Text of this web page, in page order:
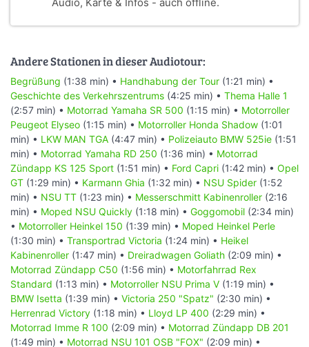
Audio, Karte & Infos - auch offline.
Andere Stationen in dieser Audiotour:
Begrüßung (1:38 min) • Handhabung der Tour (1:21 min) •
Geschichte des Verkehrszentrums (4:25 min) • Thema Halle 1
(2:57 min) • Motorrad Yamaha SR 500 (1:15 min) • Motorroller
Peugeot Elyseo (1:15 min) • Motorroller Honda Shadow (1:01
min) • LKW MAN TGA (4:47 min) • Polizeiauto BMW 525ie (1:51
min) • Motorrad Yamaha RD 250 (1:36 min) • Motorrad
Zündapp KS 125 Sport (1:51 min) • Ford Capri (1:42 min) • Opel
GT (1:29 min) • Karmann Ghia (1:32 min) • NSU Spider (1:52
min) • NSU TT (1:23 min) • Messerschmitt Kabinenroller (2:16
min) • Moped NSU Quickly (1:18 min) • Goggomobil (2:34 min)
• Motorroller Heinkel 150 (1:39 min) • Moped Heinkel Perle
(1:30 min) • Transportrad Victoria (1:24 min) • Heikel
Kabinenroller (1:47 min) • Dreiradwagen Goliath (2:09 min) •
Motorrad Zündapp C50 (1:56 min) • Motorfahrrad Rex
Standard (1:13 min) • Motorroller NSU Prima V (1:19 min) •
BMW Isetta (1:39 min) • Victoria 250 "Spatz" (2:30 min) •
Herrenrad Victory (1:18 min) • Lloyd LP 400 (2:29 min) •
Motorrad Imme R 100 (2:09 min) • Motorrad Zündapp DB 201
(1:49 min) • Motorrad NSU 101 OSB "FOX" (2:09 min) •